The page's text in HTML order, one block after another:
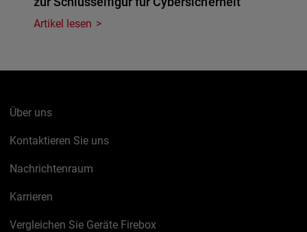
Artikel lesen
Über uns
Kontaktieren Sie uns
Nachrichtenraum
Karrieren
Vergleichen Sie Geräte Firebox